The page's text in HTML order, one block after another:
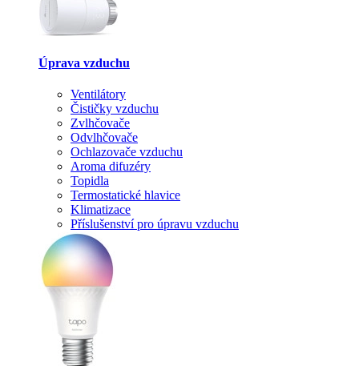
Úprava vzduchu
Ventilátory
Čističky vzduchu
Zvlhčovače
Odvlhčovače
Ochlazovače vzduchu
Aroma difuzéry
Topidla
Termostatické hlavice
Klimatizace
Příslušenství pro úpravu vzduchu